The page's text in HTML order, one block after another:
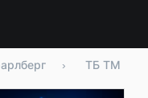
› ТБ ТМ